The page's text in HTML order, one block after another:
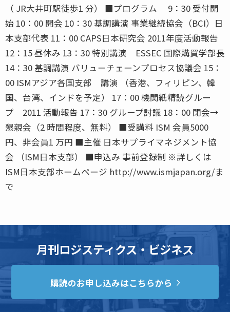
（ JR大井町駅徒歩1 分） ■プログラム 9：30 受付開
始 10：00 開会 10：30 基調講演 事業継続協会（BCI）日
本支部代表 11：00 CAPS日本研究会 2011年度活動報告
12：15 昼休み 13：30 特別講演 ESSEC 国際購買学部長
14：30 基調講演 バリューチェーンプロセス協議会 15：
00 ISMアジア各国支部 講演 （香港、フィリピン、韓
国、台湾、インドを予定） 17：00 機関紙精読グルー
プ 2011 活動報告 17：30 グループ討議 18：00 閉会→
懇親会（2 時間程度、無料） ■受講料 ISM 会員5000
円、非会員1 万円 ■主催 日本サプライマネジメント協
会 （ISM日本支部） ■申込み 事前登録制 ※詳しくは
ISM日本支部ホームページ http://www.ismjapan.org/ま
で
月刊ロジスティクス・ビジネス
購読のお申し込みはこちらから